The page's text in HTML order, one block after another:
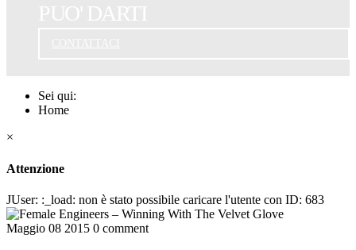
Sei qui:
Home
×
Attenzione
JUser: :_load: non è stato possibile caricare l'utente con ID: 683
Maggio 08 2015 0 comment